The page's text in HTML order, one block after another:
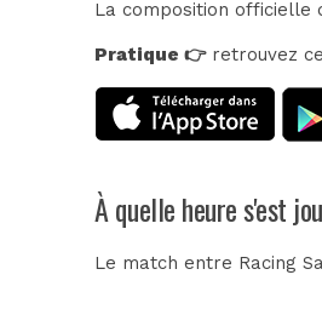
La composition officielle
Pratique 👉retrouvez
À quelle heure s'est
Le match entre Racing